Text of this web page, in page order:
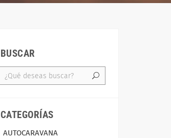
BUSCAR
CATEGORÍAS
AUTOCARAVANA